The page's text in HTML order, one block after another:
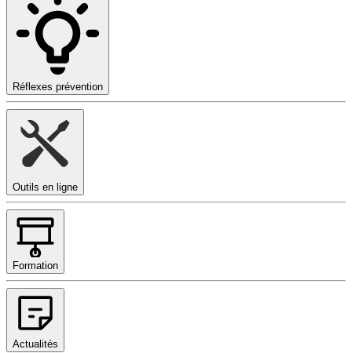
Réflexes prévention
Outils en ligne
Formation
Actualités